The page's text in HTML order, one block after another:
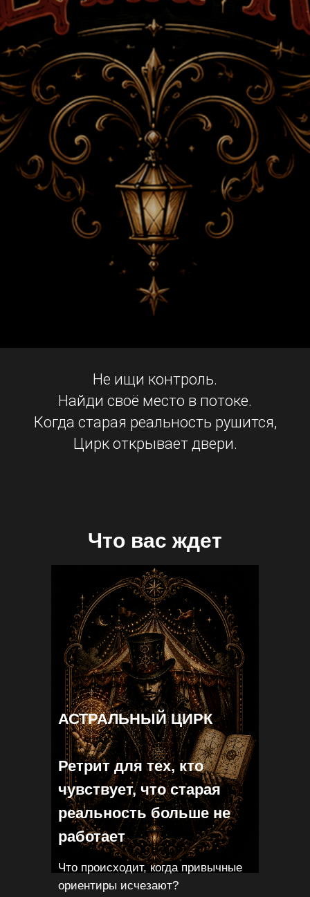
Не ищи контроль.
Найди своё место в потоке.
Когда старая реальность рушится,
Цирк открывает двери.
Что вас ждет
АСТРАЛЬНЫЙ ЦИРК
Ретрит для тех, кто
чувствует, что старая
реальность больше не
работает
Что происходит, когда привычные
ориентиры исчезают?